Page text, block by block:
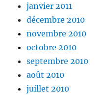
janvier 2011
décembre 2010
novembre 2010
octobre 2010
septembre 2010
août 2010
juillet 2010